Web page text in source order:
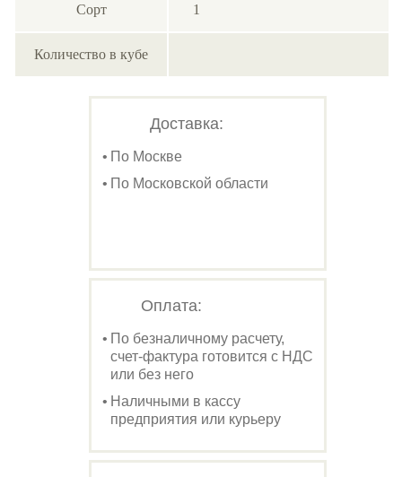
Сорт 1
Количество в кубе
Доставка:
По Москве
По Московской области
Оплата:
По безналичному расчету,
счет-фактура готовится с НДС
или без него
Наличными в кассу
предприятия или курьеру